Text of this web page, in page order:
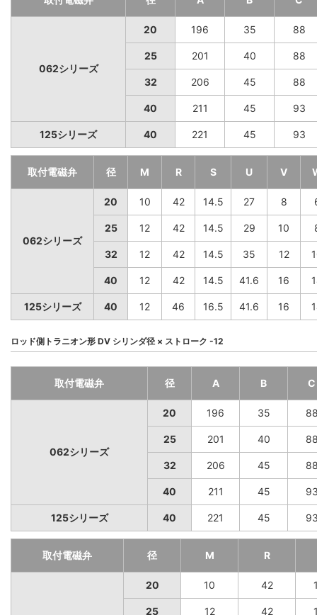
062シリーズ
20 196 35 88
25 201 40 88
32 206 45 88
40 211 45 93
125シリーズ 40 221 45 93
取付電磁弁 径 M R S U V
062シリーズ
20 10 42 14.5 27 8
25 12 42 14.5 29 10
32 12 42 14.5 35 12
40 12 42 14.5 41.6 16
125シリーズ 40 12 46 16.5 41.6 16
ロッド側トラニオン形 DV シリンダ径 × ストローク -12
取付電磁弁 径 A B C
062シリーズ
20 196 35
25 201 40
32 206 45
40 211 45
125シリーズ 40 221 45
取付電磁弁 径 M R
20 10 42
25 12 42